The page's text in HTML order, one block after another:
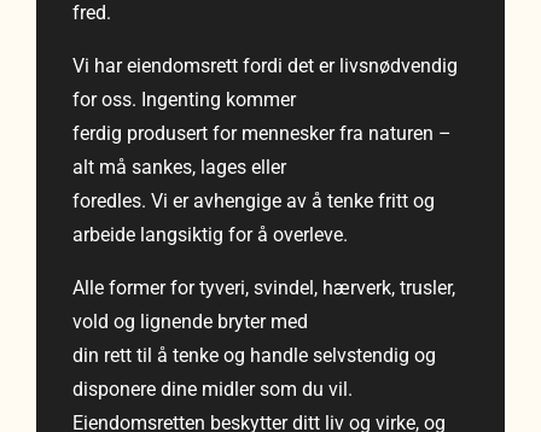
fred.
Vi har eiendomsrett fordi det er livsnødvendig
for oss. Ingenting kommer
ferdig produsert for mennesker fra naturen –
alt må sankes, lages eller
foredles. Vi er avhengige av å tenke fritt og
arbeide langsiktig for å overleve.
Alle former for tyveri, svindel, hærverk, trusler,
vold og lignende bryter med
din rett til å tenke og handle selvstendig og
disponere dine midler som du vil.
Eiendomsretten beskytter ditt liv og virke, og